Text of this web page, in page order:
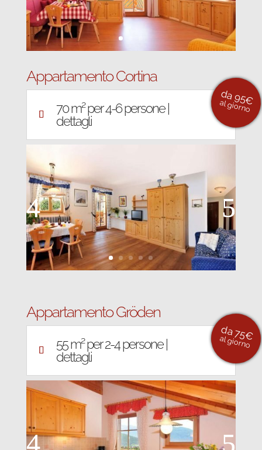
Appartamento Cortina
da 95€
al giorno
70 m² per 4-6 persone |
dettagli
Appartamento Gröden
da 75€
al giorno
55 m² per 2-4 persone |
dettagli